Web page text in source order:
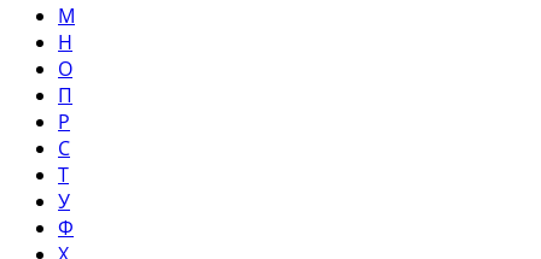
М
Н
О
П
Р
С
Т
У
Ф